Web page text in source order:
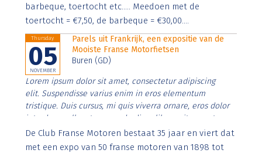
imperdiet. Nunc ut sem vitae risus tristique posuere.
barbeque, toertocht etc..... Meedoen met de
toertocht = €7,50, de barbeque = €30,00....
Thursday
05
NOVEMBER
Parels uit Frankrijk, een expositie van de
Mooiste Franse Motorfietsen
Buren (GD)
Lorem ipsum dolor sit amet, consectetur adipiscing
elit. Suspendisse varius enim in eros elementum
tristique. Duis cursus, mi quis viverra ornare, eros dolor
interdum nulla, ut commodo diam libero vitae erat.
Aenean faucibus nibh et justo cursus id rutrum lorem
imperdiet. Nunc ut sem vitae risus tristique posuere.
De Club Franse Motoren bestaat 35 jaar en viert dat
met een expo van 50 franse motoren van 1898 tot